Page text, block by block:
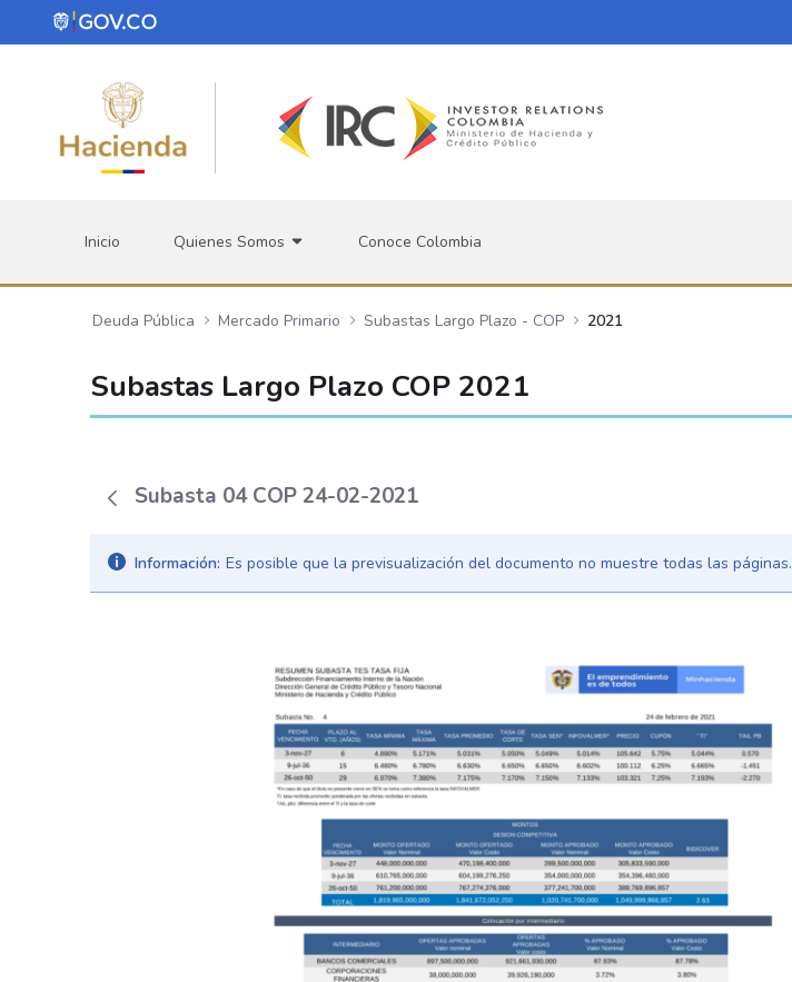
Saltar al contenido principal
Inicio Quienes Somos Conoce Colombia
Deuda Pública Mercado Primario Subastas Largo Plazo - COP 2021
Subastas Largo Plazo COP 2021
Subasta 04 COP 24-02-2021
Información: Es posible que la previsualización del documento no muestre todas las páginas.